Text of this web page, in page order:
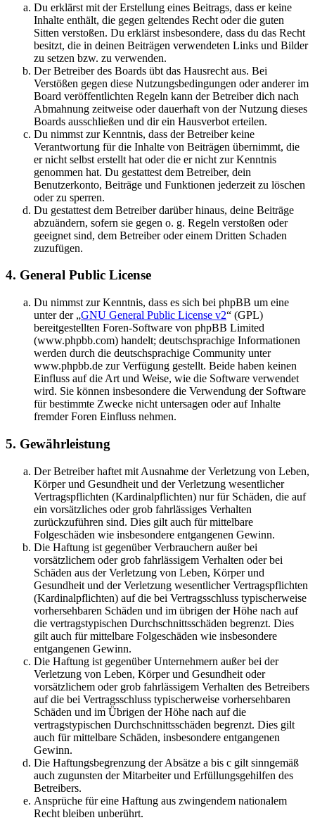
Du erklärst mit der Erstellung eines Beitrags, dass er keine
Inhalte enthält, die gegen geltendes Recht oder die guten
Sitten verstoßen. Du erklärst insbesondere, dass du das Recht
besitzt, die in deinen Beiträgen verwendeten Links und Bilder
zu setzen bzw. zu verwenden.
Der Betreiber des Boards übt das Hausrecht aus. Bei
Verstößen gegen diese Nutzungsbedingungen oder anderer im
Board veröffentlichten Regeln kann der Betreiber dich nach
Abmahnung zeitweise oder dauerhaft von der Nutzung dieses
Boards ausschließen und dir ein Hausverbot erteilen.
Du nimmst zur Kenntnis, dass der Betreiber keine
Verantwortung für die Inhalte von Beiträgen übernimmt, die
er nicht selbst erstellt hat oder die er nicht zur Kenntnis
genommen hat. Du gestattest dem Betreiber, dein
Benutzerkonto, Beiträge und Funktionen jederzeit zu löschen
oder zu sperren.
Du gestattest dem Betreiber darüber hinaus, deine Beiträge
abzuändern, sofern sie gegen o. g. Regeln verstoßen oder
geeignet sind, dem Betreiber oder einem Dritten Schaden
zuzufügen.
4. General Public License
Du nimmst zur Kenntnis, dass es sich bei phpBB um eine
unter der „GNU General Public License v2“ (GPL)
bereitgestellten Foren-Software von phpBB Limited
(www.phpbb.com) handelt; deutschsprachige Informationen
werden durch die deutschsprachige Community unter
www.phpbb.de zur Verfügung gestellt. Beide haben keinen
Einfluss auf die Art und Weise, wie die Software verwendet
wird. Sie können insbesondere die Verwendung der Software
für bestimmte Zwecke nicht untersagen oder auf Inhalte
fremder Foren Einfluss nehmen.
5. Gewährleistung
Der Betreiber haftet mit Ausnahme der Verletzung von Leben,
Körper und Gesundheit und der Verletzung wesentlicher
Vertragspflichten (Kardinalpflichten) nur für Schäden, die auf
ein vorsätzliches oder grob fahrlässiges Verhalten
zurückzuführen sind. Dies gilt auch für mittelbare
Folgeschäden wie insbesondere entgangenen Gewinn.
Die Haftung ist gegenüber Verbrauchern außer bei
vorsätzlichem oder grob fahrlässigem Verhalten oder bei
Schäden aus der Verletzung von Leben, Körper und
Gesundheit und der Verletzung wesentlicher Vertragspflichten
(Kardinalpflichten) auf die bei Vertragsschluss typischerweise
vorhersehbaren Schäden und im übrigen der Höhe nach auf
die vertragstypischen Durchschnittsschäden begrenzt. Dies
gilt auch für mittelbare Folgeschäden wie insbesondere
entgangenen Gewinn.
Die Haftung ist gegenüber Unternehmern außer bei der
Verletzung von Leben, Körper und Gesundheit oder
vorsätzlichem oder grob fahrlässigem Verhalten des Betreibers
auf die bei Vertragsschluss typischerweise vorhersehbaren
Schäden und im Übrigen der Höhe nach auf die
vertragstypischen Durchschnittsschäden begrenzt. Dies gilt
auch für mittelbare Schäden, insbesondere entgangenen
Gewinn.
Die Haftungsbegrenzung der Absätze a bis c gilt sinngemäß
auch zugunsten der Mitarbeiter und Erfüllungsgehilfen des
Betreibers.
Ansprüche für eine Haftung aus zwingendem nationalem
Recht bleiben unberührt.